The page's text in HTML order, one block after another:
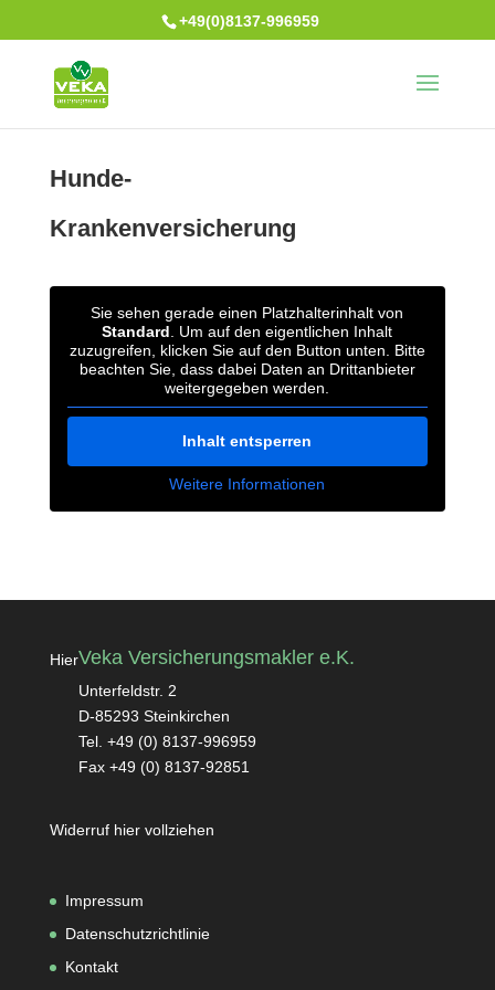
+49(0)8137-996959
Hunde-
Krankenversicherung
Sie sehen gerade einen Platzhalterinhalt von
Standard . Um auf den eigentlichen Inhalt
zuzugreifen, klicken Sie auf den Button unten. Bitte
beachten Sie, dass dabei Daten an Drittanbieter
weitergegeben werden.
Inhalt entsperren
Weitere Informationen
HierVeka Versicherungsmakler e.K.
Unterfeldstr. 2
D-85293 Steinkirchen
Tel. +49 (0) 8137-996959
Fax +49 (0) 8137-92851
Widerruf hier vollziehen
Impressum
Datenschutzrichtlinie
Kontakt